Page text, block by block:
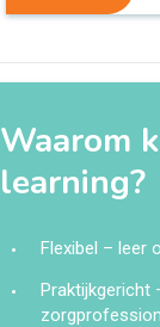
Waarom
learning?
Flexibel – leer
Praktijkgericht